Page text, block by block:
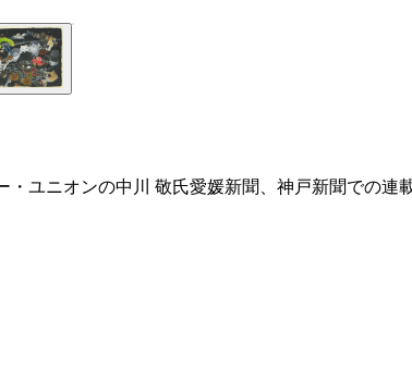
ユニオンの中川 敬氏愛媛新聞、神戸新聞での